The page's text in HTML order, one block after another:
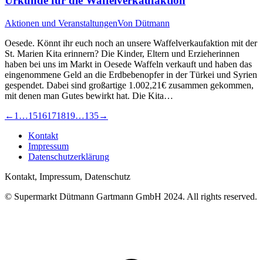
Aktionen und VeranstaltungenVon Dütmann
Oesede. Könnt ihr euch noch an unsere Waffelverkaufaktion mit der
St. Marien Kita erinnern? Die Kinder, Eltern und Erzieherinnen
haben bei uns im Markt in Oesede Waffeln verkauft und haben das
eingenommene Geld an die Erdbebenopfer in der Türkei und Syrien
gespendet. Dabei sind großartige 1.002,21€ zusammen gekommen,
mit denen man Gutes bewirkt hat. Die Kita…
← 1 …1516171819…135→
Kontakt
Impressum
Datenschutzerklärung
Kontakt, Impressum, Datenschutz
© Supermarkt Dütmann Gartmann GmbH 2024. All rights reserved.